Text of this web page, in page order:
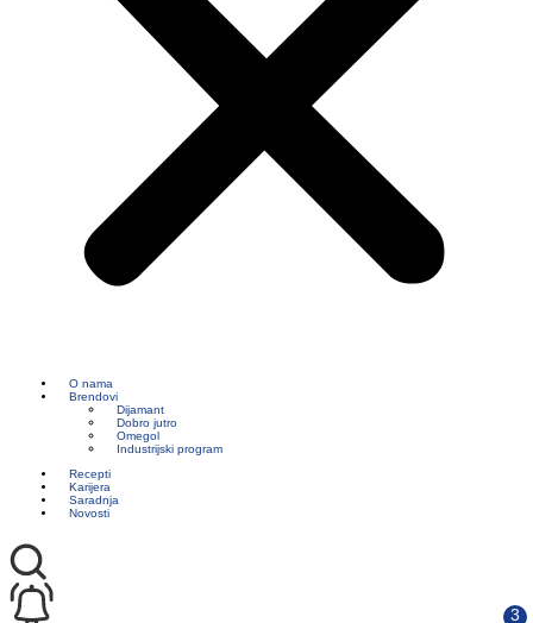
O nama
Brendovi
Dijamant
Dobro jutro
Omegol
Industrijski program
Recepti
Karijera
Saradnja
Novosti